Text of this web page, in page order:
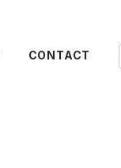
CONTACT